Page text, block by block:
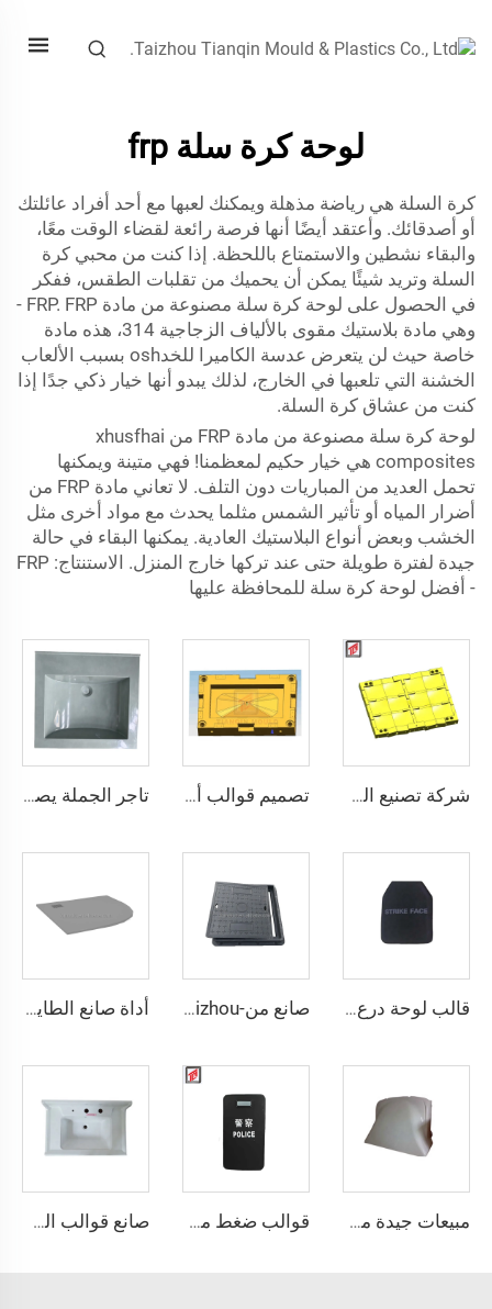
لوحة كرة سلة frp
كرة السلة هي رياضة مذهلة ويمكنك لعبها مع أحد أفراد عائلتك
أو أصدقائك. وأعتقد أيضًا أنها فرصة رائعة لقضاء الوقت معًا،
والبقاء نشطين والاستمتاع باللحظة. إذا كنت من محبي كرة
السلة وتريد شيئًا يمكن أن يحميك من تقلبات الطقس، ففكر
في الحصول على لوحة كرة سلة مصنوعة من مادة FRP. FRP -
وهي مادة بلاستيك مقوى بالألياف الزجاجية 314، هذه مادة
خاصة حيث لن يتعرض عدسة الكاميرا للخدosh بسبب الألعاب
الخشنة التي تلعبها في الخارج، لذلك يبدو أنها خيار ذكي جدًا إذا
كنت من عشاق كرة السلة.
لوحة كرة سلة مصنوعة من مادة FRP من xhusfhai
composites هي خيار حكيم لمعظمنا! فهي متينة ويمكنها
تحمل العديد من المباريات دون التلف. لا تعاني مادة FRP من
أضرار المياه أو تأثير الشمس مثلما يحدث مع مواد أخرى مثل
الخشب وبعض أنواع البلاستيك العادية. يمكنها البقاء في حالة
جيدة لفترة طويلة حتى عند تركها خارج المنزل. الاستنتاج: FRP
- أفضل لوحة كرة سلة للمحافظة عليها
شركة تصنيع القوالب قالب درع مضاد للرصاص العسكري تصميم قوالب أحواض الاستحمام قوالب الألياف الزجاجية للسونا قوالب الضغط مصنع تايزهو تاجر الجملة يصمم حوض الغسيل المتكامل، قالب صينية الغسالة SMC
قالب لوحة درع الجسم بـ 2/4/8/16 تجويف، قالب لوحة الأراميد UHMWPE، قوالب تشكيل بالضغط، مصنّع القوالب صانع من-Taizhou الصين غطاء فتحة صرف مركب مخصص مربع من الحديد المصبوب أداة صانع الطاية المضادة للانزلاق من مدينة تاizhou، قابلة للتخصيص OEM قاعدة طاية دش
مبيعات جيدة من القوالب الضاغطة الراتينجية smc قالب الغطاء الآلي قوالب ضغط من البولي إيثيلين عالية الجودة لصنع الدرع صانع قوالب الحوض FRP